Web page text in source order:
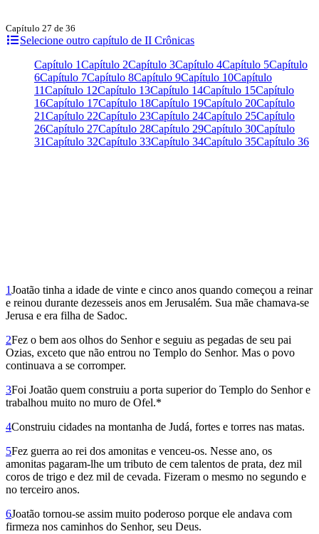
Capítulo 27 de 36
Selecione outro capítulo de II Crônicas
Capítulo 1Capítulo 2Capítulo 3Capítulo 4Capítulo 5Capítulo
6Capítulo 7Capítulo 8Capítulo 9Capítulo 10Capítulo
11Capítulo 12Capítulo 13Capítulo 14Capítulo 15Capítulo
16Capítulo 17Capítulo 18Capítulo 19Capítulo 20Capítulo
21Capítulo 22Capítulo 23Capítulo 24Capítulo 25Capítulo
26Capítulo 27Capítulo 28Capítulo 29Capítulo 30Capítulo
31Capítulo 32Capítulo 33Capítulo 34Capítulo 35Capítulo 36
1Joatão tinha a idade de vinte e cinco anos quando começou a reinar
e reinou durante dezesseis anos em Jerusalém. Sua mãe chamava-se
Jerusa e era filha de Sadoc.
2Fez o bem aos olhos do Senhor e seguiu as pegadas de seu pai
Ozias, exceto que não entrou no Templo do Senhor. Mas o povo
continuava a se corromper.
3Foi Joatão quem construiu a porta superior do Templo do Senhor e
trabalhou muito no muro de Ofel.*
4Construiu cidades na montanha de Judá, fortes e torres nas matas.
5Fez guerra ao rei dos amonitas e venceu-os. Nesse ano, os
amonitas pagaram-lhe um tributo de cem talentos de prata, dez mil
coros de trigo e dez mil de cevada. Fizeram o mesmo no segundo e
no terceiro anos.
6Joatão tornou-se assim muito poderoso porque ele andava com
firmeza nos caminhos do Senhor, seu Deus.